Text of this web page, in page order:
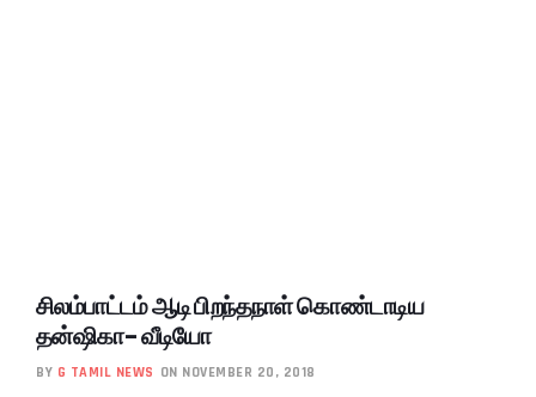
சிலம்பாட்டம் ஆடி பிறந்தநாள் கொண்டாடிய
தன்ஷிகா- வீடியோ
BY G TAMIL NEWS ON NOVEMBER 20, 2018